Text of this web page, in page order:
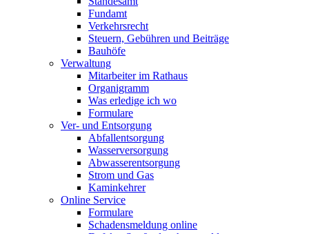
Fundamt
Verkehrsrecht
Steuern, Gebühren und Beiträge
Bauhöfe
Verwaltung
Mitarbeiter im Rathaus
Organigramm
Was erledige ich wo
Formulare
Ver- und Entsorgung
Abfallentsorgung
Wasserversorgung
Abwasserentsorgung
Strom und Gas
Kaminkehrer
Online Service
Formulare
Schadensmeldung online